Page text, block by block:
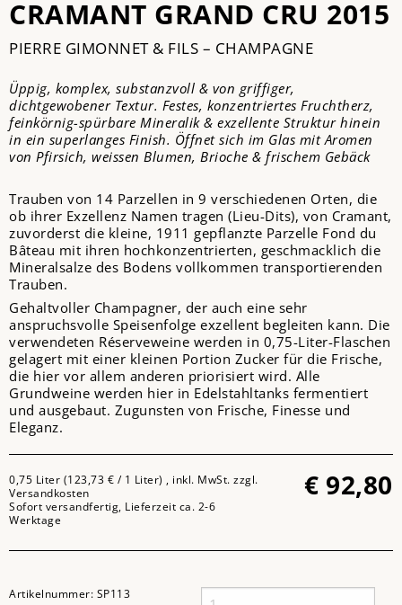
CRAMANT GRAND CRU 2015
PIERRE GIMONNET & FILS – CHAMPAGNE
Üppig, komplex, substanzvoll & von griffiger,
dichtgewobener Textur. Festes, konzentriertes Fruchtherz,
feinkörnig-spürbare Mineralik & exzellente Struktur hinein
in ein superlanges Finish. Öffnet sich im Glas mit Aromen
von Pfirsich, weissen Blumen, Brioche & frischem Gebäck
Trauben von 14 Parzellen in 9 verschiedenen Orten, die
ob ihrer Exzellenz Namen tragen (Lieu-Dits), von Cramant,
zuvorderst die kleine, 1911 gepflanzte Parzelle Fond du
Bâteau mit ihren hochkonzentrierten, geschmacklich die
Mineralsalze des Bodens vollkommen transportierenden
Trauben.
Gehaltvoller Champagner, der auch eine sehr
anspruchsvolle Speisenfolge exzellent begleiten kann. Die
verwendeten Réserveweine werden in 0,75-Liter-Flaschen
gelagert mit einer kleinen Portion Zucker für die Frische,
die hier vor allem anderen priorisiert wird. Alle
Grundweine werden hier in Edelstahltanks fermentiert
und ausgebaut. Zugunsten von Frische, Finesse und
Eleganz.
0,75 Liter (123,73 € / 1 Liter) , inkl. MwSt. zzgl.
Versandkosten
Sofort versandfertig, Lieferzeit ca. 2-6
Werktage
€ 92,80
Artikelnummer: SP113